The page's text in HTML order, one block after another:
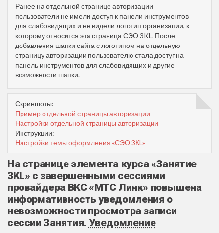
Ранее на отдельной странице авторизации
пользователи не имели доступ к панели инструментов
для слабовидящих и не видели логотип организации, к
которому относится эта страница СЭО 3KL. После
добавления шапки сайта с логотипом на отдельную
страницу авторизации пользователю стала доступна
панель инструментов для слабовидящих и другие
возможности шапки.
Скриншоты:
Пример отдельной страницы авторизации
Настройки отдельной страницы авторизации
Инструкции:
Настройки темы оформления «СЭО 3КL»
На странице элемента курса «Занятие
3KL» с завершенными сессиями
провайдера ВКС «МТС Линк» повышена
информативность уведомления о
невозможности просмотра записи
сессии Занятия. Уведомление